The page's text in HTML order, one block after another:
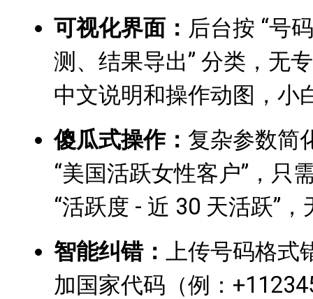
可视化界面： 后台按 “号
测、结果导出” 分类，无
中文说明和操作动图，小
傻瓜式操作： 复杂参数简
“美国活跃女性客户”，只
“活跃度 - 近 30 天活跃”
智能纠错： 上传号码格式
加国家代码（例：